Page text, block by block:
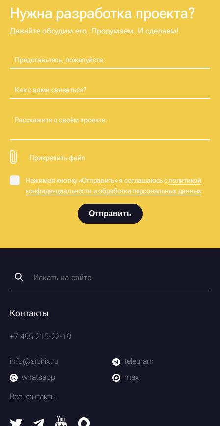
Нужна разработка проекта?
Давайте обсудим его. Продумаем. И сделаем!
Представьтесь, пожалуйста:
Как с вами связаться?
Расскажите о своём проекте:
Прикрепить файл
Нажимая кнопку «Отправить» я соглашаюсь сполитикой
конфиденциальности и обработки персональных данных
Отправить
Контакты
+7 495 215-22-19
info@sibirix.ru
telegram
whatsapp
max
Все контакты